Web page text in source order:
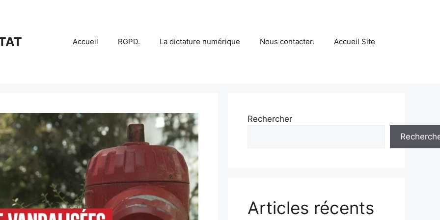
Accueil RGPD. La dictature numérique Nous contacter. Accueil Site
Rechercher
Articles récents